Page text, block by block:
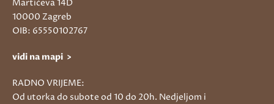
Martićeva 14D
10000 Zagreb
OIB: 65550102767
vidi na mapi >
RADNO VRIJEME:
Od utorka do subote od 10 do 20h. Nedjeljom i